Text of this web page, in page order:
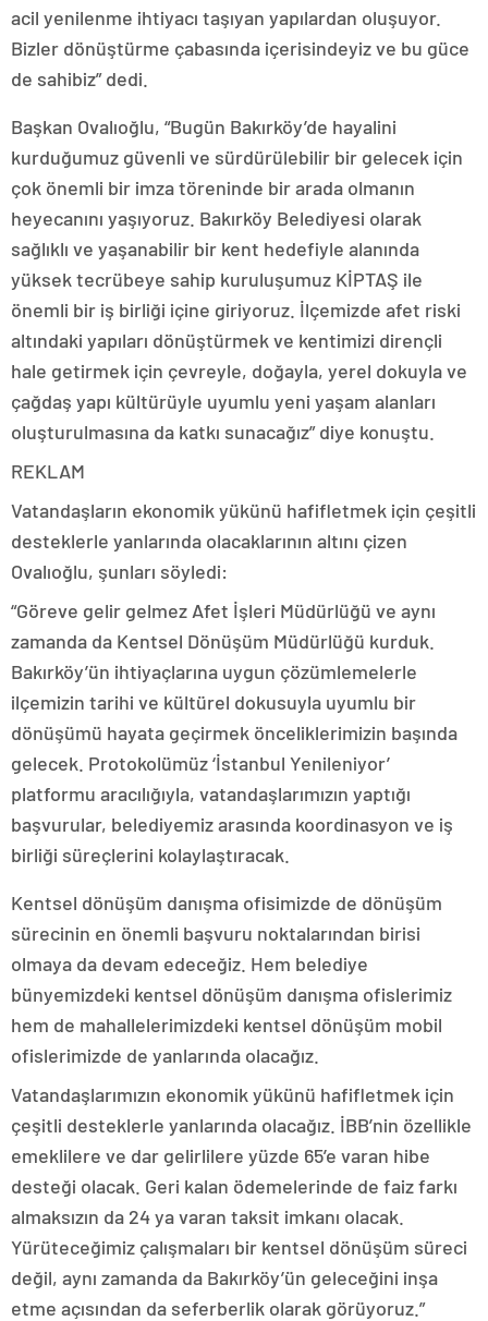
acil yenilenme ihtiyacı taşıyan yapılardan oluşuyor.
Bizler dönüştürme çabasında içerisindeyiz ve bu güce
de sahibiz” dedi.
Başkan Ovalıoğlu, “Bugün Bakırköy’de hayalini
kurduğumuz güvenli ve sürdürülebilir bir gelecek için
çok önemli bir imza töreninde bir arada olmanın
heyecanını yaşıyoruz. Bakırköy Belediyesi olarak
sağlıklı ve yaşanabilir bir kent hedefiyle alanında
yüksek tecrübeye sahip kuruluşumuz KİPTAŞ ile
önemli bir iş birliği içine giriyoruz. İlçemizde afet riski
altındaki yapıları dönüştürmek ve kentimizi dirençli
hale getirmek için çevreyle, doğayla, yerel dokuyla ve
çağdaş yapı kültürüyle uyumlu yeni yaşam alanları
oluşturulmasına da katkı sunacağız” diye konuştu.
REKLAM
Vatandaşların ekonomik yükünü hafifletmek için çeşitli
desteklerle yanlarında olacaklarının altını çizen
Ovalıoğlu, şunları söyledi:
“Göreve gelir gelmez Afet İşleri Müdürlüğü ve aynı
zamanda da Kentsel Dönüşüm Müdürlüğü kurduk.
Bakırköy’ün ihtiyaçlarına uygun çözümlemelerle
ilçemizin tarihi ve kültürel dokusuyla uyumlu bir
dönüşümü hayata geçirmek önceliklerimizin başında
gelecek. Protokolümüz ‘İstanbul Yenileniyor’
platformu aracılığıyla, vatandaşlarımızın yaptığı
başvurular, belediyemiz arasında koordinasyon ve iş
birliği süreçlerini kolaylaştıracak.
Kentsel dönüşüm danışma ofisimizde de dönüşüm
sürecinin en önemli başvuru noktalarından birisi
olmaya da devam edeceğiz. Hem belediye
bünyemizdeki kentsel dönüşüm danışma ofislerimiz
hem de mahallelerimizdeki kentsel dönüşüm mobil
ofislerimizde de yanlarında olacağız.
Vatandaşlarımızın ekonomik yükünü hafifletmek için
çeşitli desteklerle yanlarında olacağız. İBB’nin özellikle
emeklilere ve dar gelirlilere yüzde 65’e varan hibe
desteği olacak. Geri kalan ödemelerinde de faiz farkı
almaksızın da 24 ya varan taksit imkanı olacak.
Yürüteceğimiz çalışmaları bir kentsel dönüşüm süreci
değil, aynı zamanda da Bakırköy’ün geleceğini inşa
etme açısından da seferberlik olarak görüyoruz.”